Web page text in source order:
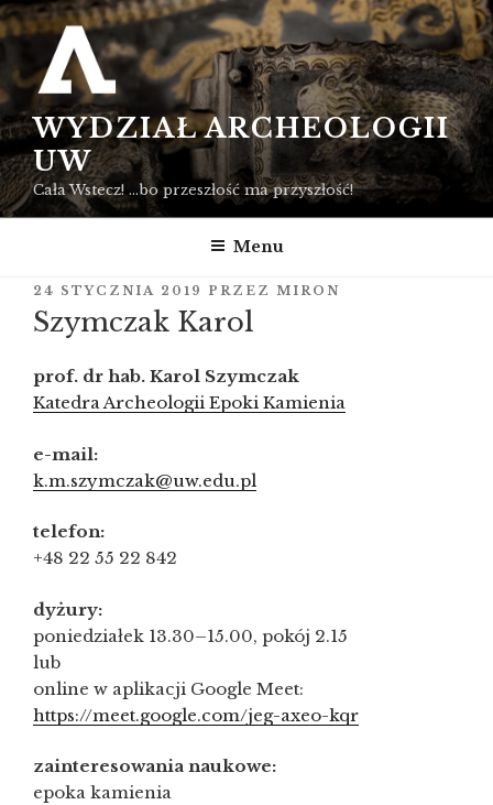
Przejdź
do
treści
WYDZIAŁ ARCHEOLOGII
UW
Cała Wstecz! …bo przeszłość ma przyszłość!
Menu
OPUBLIKOWANE
W
24 STYCZNIA 2019 PRZEZ MIRON
Szymczak Karol
prof. dr hab. Karol Szymczak
Katedra Archeologii Epoki Kamienia
e-mail:
k.m.szymczak@uw.edu.pl
telefon:
+48 22 55 22 842
dyżury:
poniedziałek 13.30–15.00, pokój 2.15
lub
online w aplikacji Google Meet:
https://meet.google.com/jeg-axeo-kqr
zainteresowania naukowe:
epoka kamienia